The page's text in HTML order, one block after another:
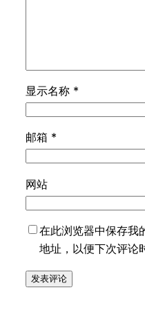
显示名称 *
邮箱 *
网站
在此浏览器中保存我
地址，以便下次评论